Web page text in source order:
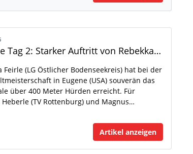
Eugene Tag 2: Starker Auftritt von Rebekka Feirle bei der U20-WM
Feirle (LG Östlicher Bodenseekreis) hat bei der
in Eugene (USA) souverän das
über 400 Meter Hürden erreicht. Für
(TV Rottenburg) und Magnus…
Artikel anzeigen